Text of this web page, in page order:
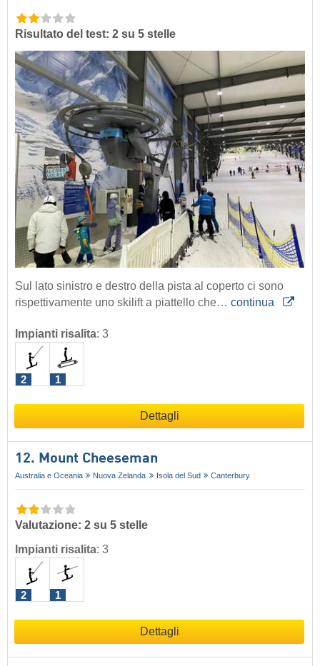
Risultato del test: 2 su 5 stelle
Sul lato sinistro e destro della pista al coperto ci sono
rispettivamente uno skilift a piattello che… continua
Impianti risalita: 3
2 1
Dettagli
12. Mount Cheeseman
Australia e Oceania Nuova Zelanda Isola del Sud Canterbury
Valutazione: 2 su 5 stelle
Impianti risalita: 3
2 1
Dettagli